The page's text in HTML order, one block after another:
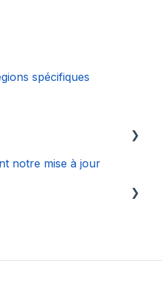
spécifiques
notre mise à jour